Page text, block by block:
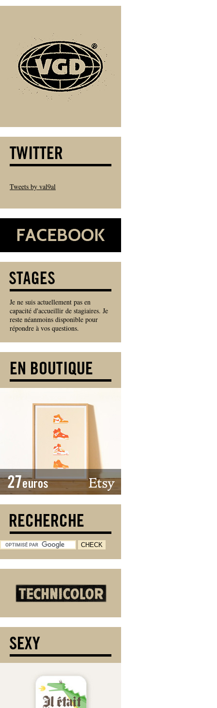
Tweets by val9al
Je ne suis actuellement pas en
capacité d'accueillir de stagiaires. Je
reste néanmoins disponible pour
répondre à vos questions.